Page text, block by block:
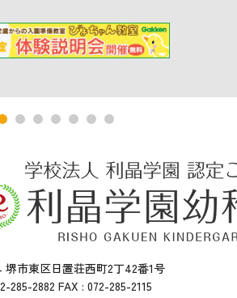
堺市東区日置荘西町2丁42番1号
285-2882 FAX : 072-285-2115